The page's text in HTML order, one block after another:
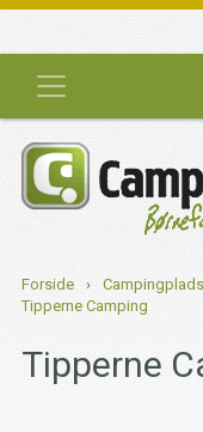
Forside ›
Tipperne Camping
Tipperne